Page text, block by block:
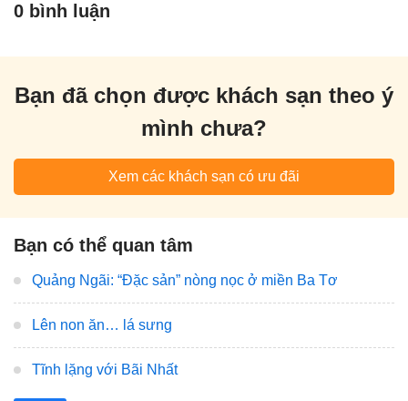
0 bình luận
Bạn đã chọn được khách sạn theo ý
mình chưa?
Xem các khách sạn có ưu đãi
Bạn có thể quan tâm
Quảng Ngãi: “Đặc sản” nòng nọc ở miền Ba Tơ
Lên non ăn… lá sưng
Tĩnh lặng với Bãi Nhất